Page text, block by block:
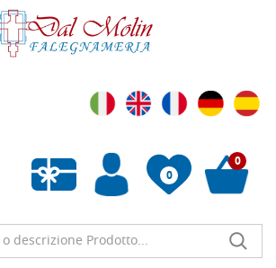
0
Lista de deseos vacía
0